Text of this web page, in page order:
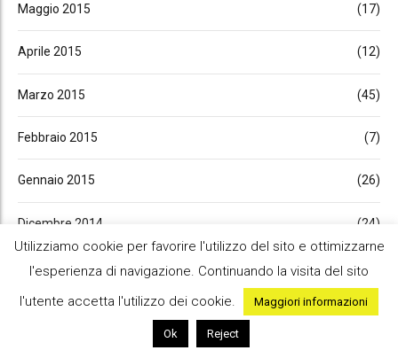
Maggio 2015 (17)
Aprile 2015 (12)
Marzo 2015 (45)
Febbraio 2015 (7)
Gennaio 2015 (26)
Dicembre 2014 (24)
Novembre 2014 (22)
Ottobre 2014 (18)
Utilizziamo cookie per favorire l'utilizzo del sito e ottimizzarne
l'esperienza di navigazione. Continuando la visita del sito
l'utente accetta l'utilizzo dei cookie.
Maggiori informazioni
Ok Reject